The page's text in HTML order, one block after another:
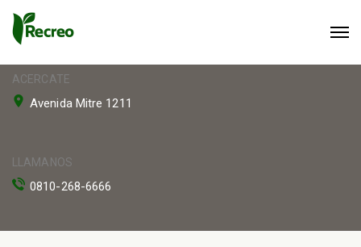
ACERCATE
Avenida Mitre 1211
LLAMANOS
0810-268-6666